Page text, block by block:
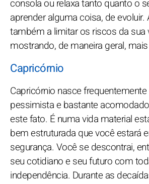
consola ou relaxa tanto quanto o
aprender alguma coisa, de evoluir.
também a limitar os riscos da sua
mostrando, de maneira geral,
Capricórnio
Capricórnio nasce frequentemente
pessimista e bastante
este fato. É numa vida material
bem estruturada que você estará
segurança. Você se descontrai,
seu cotidiano e seu futuro com
independência. Durante as